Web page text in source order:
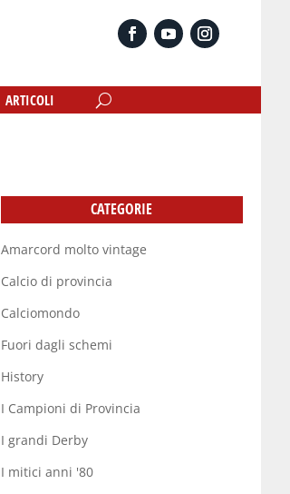
ARTICOLI
ARTICOLI
CATEGORIE
Amarcord molto vintage
Calcio di provincia
Calciomondo
Fuori dagli schemi
History
I Campioni di Provincia
I grandi Derby
I mitici anni '80